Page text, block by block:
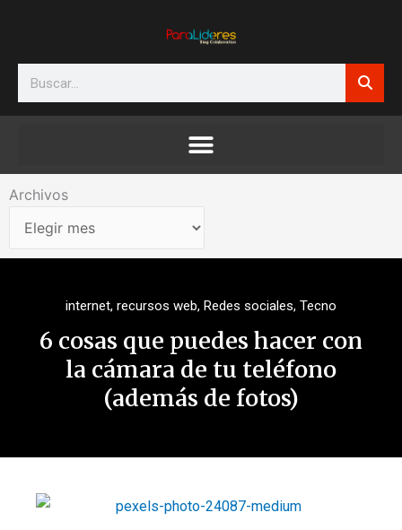
Search
Archivos
Archivos
internet, recursos web, Redes sociales, Tecno
6 cosas que puedes hacer con
la cámara de tu teléfono
(además de fotos)